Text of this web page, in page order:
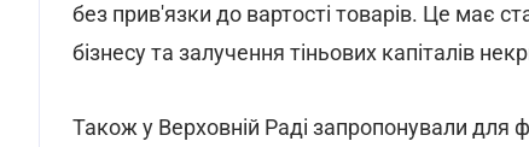
без прив'язки до вартості товарів. Це має
бізнесу та залучення тіньових капіталів
Також у Верховній Раді запропонували для